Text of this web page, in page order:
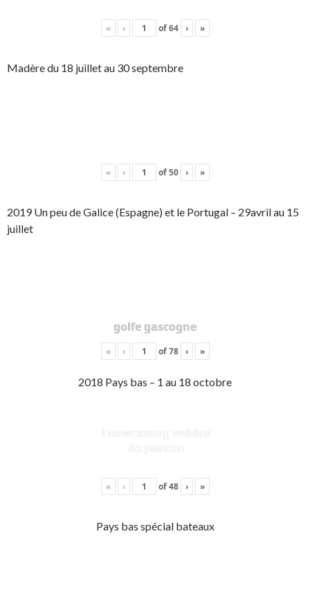
« ‹ of64 › »
Madère du 18 juillet au 30 septembre
« ‹ of50 › »
2019 Un peu de Galice (Espagne) et le Portugal – 29avril au 15
juillet
golfe gascogne
« ‹ of78 › »
2018 Pays bas – 1 au 18 octobre
Lauwersoog voisins
de ponton
« ‹ of48 › »
Pays bas spécial bateaux